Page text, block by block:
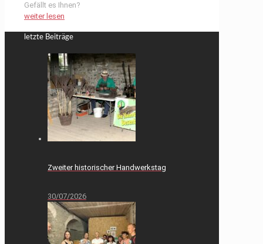
Gefällt es Ihnen?
weiter lesen
letzte Beiträge
Zweiter historischer Handwerkstag
30/07/2026